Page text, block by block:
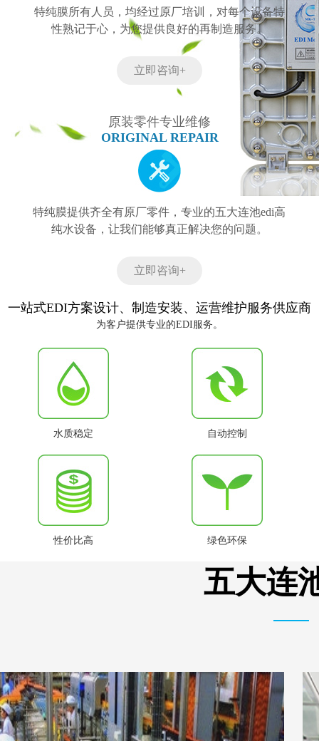
特纯膜所有人员，均经过原厂培训，对每个设备特
性熟记于心，为您提供良好的再制造服务。
立即咨询+
原装零件专业维修
ORIGINAL REPAIR
特纯膜提供齐全有原厂零件，专业的五大连池edi高
纯水设备，让我们能够真正解决您的问题。
立即咨询+
一站式EDI方案设计、制造安装、运营维护服务供应商
为客户提供专业的EDI服务。
水质稳定 自动控制
性价比高 绿色环保
五大连